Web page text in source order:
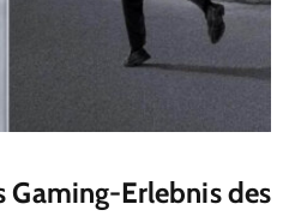
Gaming-Erlebnis des